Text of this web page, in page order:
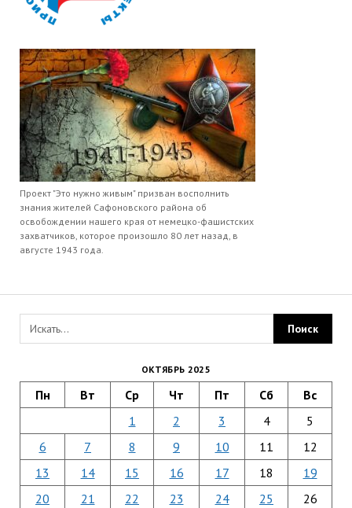
Проект "Это нужно живым" призван восполнить
знания жителей Сафоновского района об
освобождении нашего края от немецко-фашистских
захватчиков, которое произошло 80 лет назад, в
августе 1943 года.
ОКТЯБРЬ 2025
Пн Вт Ср Чт Пт Сб Вс
1 2 3 4
5
6
7 8 9 10 11
12
13
14 15 16 17 18
19
20
21 22 23 24 25
26